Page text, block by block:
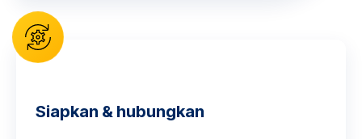
Siapkan & hubungkan